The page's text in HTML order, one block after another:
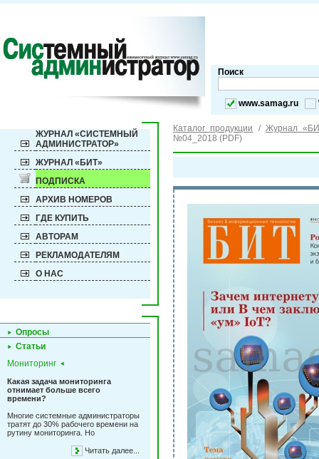
Поиск
www.samag.ru
ЖУРНАЛ «СИСТЕМНЫЙ
АДМИНИСТРАТОР»
ЖУРНАЛ «БИТ»
ПОДПИСКА
АРХИВ НОМЕРОВ
ГДЕ КУПИТЬ
АВТОРАМ
РЕКЛАМОДАТЕЛЯМ
О НАС
Опросы
Статьи
Мониторинг
Какая задача мониторинга
отнимает больше всего
времени?
Многие системные администраторы
тратят до 30% рабочего времени на
рутину мониторинга. Но
Читать далее...
Каталог продукции / Журнал
№04_2018 (PDF)